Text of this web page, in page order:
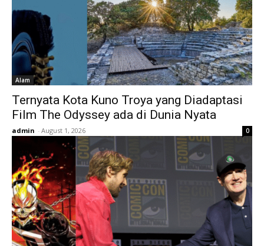
Alam
Ternyata Kota Kuno Troya yang Diadaptasi
Film The Odyssey ada di Dunia Nyata
admin - August 1, 2026 0